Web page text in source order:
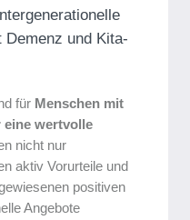
und Kita-
für Menschen mit
eine wertvolle
nicht nur
aktiv Vorurteile und
positiven
Angebote